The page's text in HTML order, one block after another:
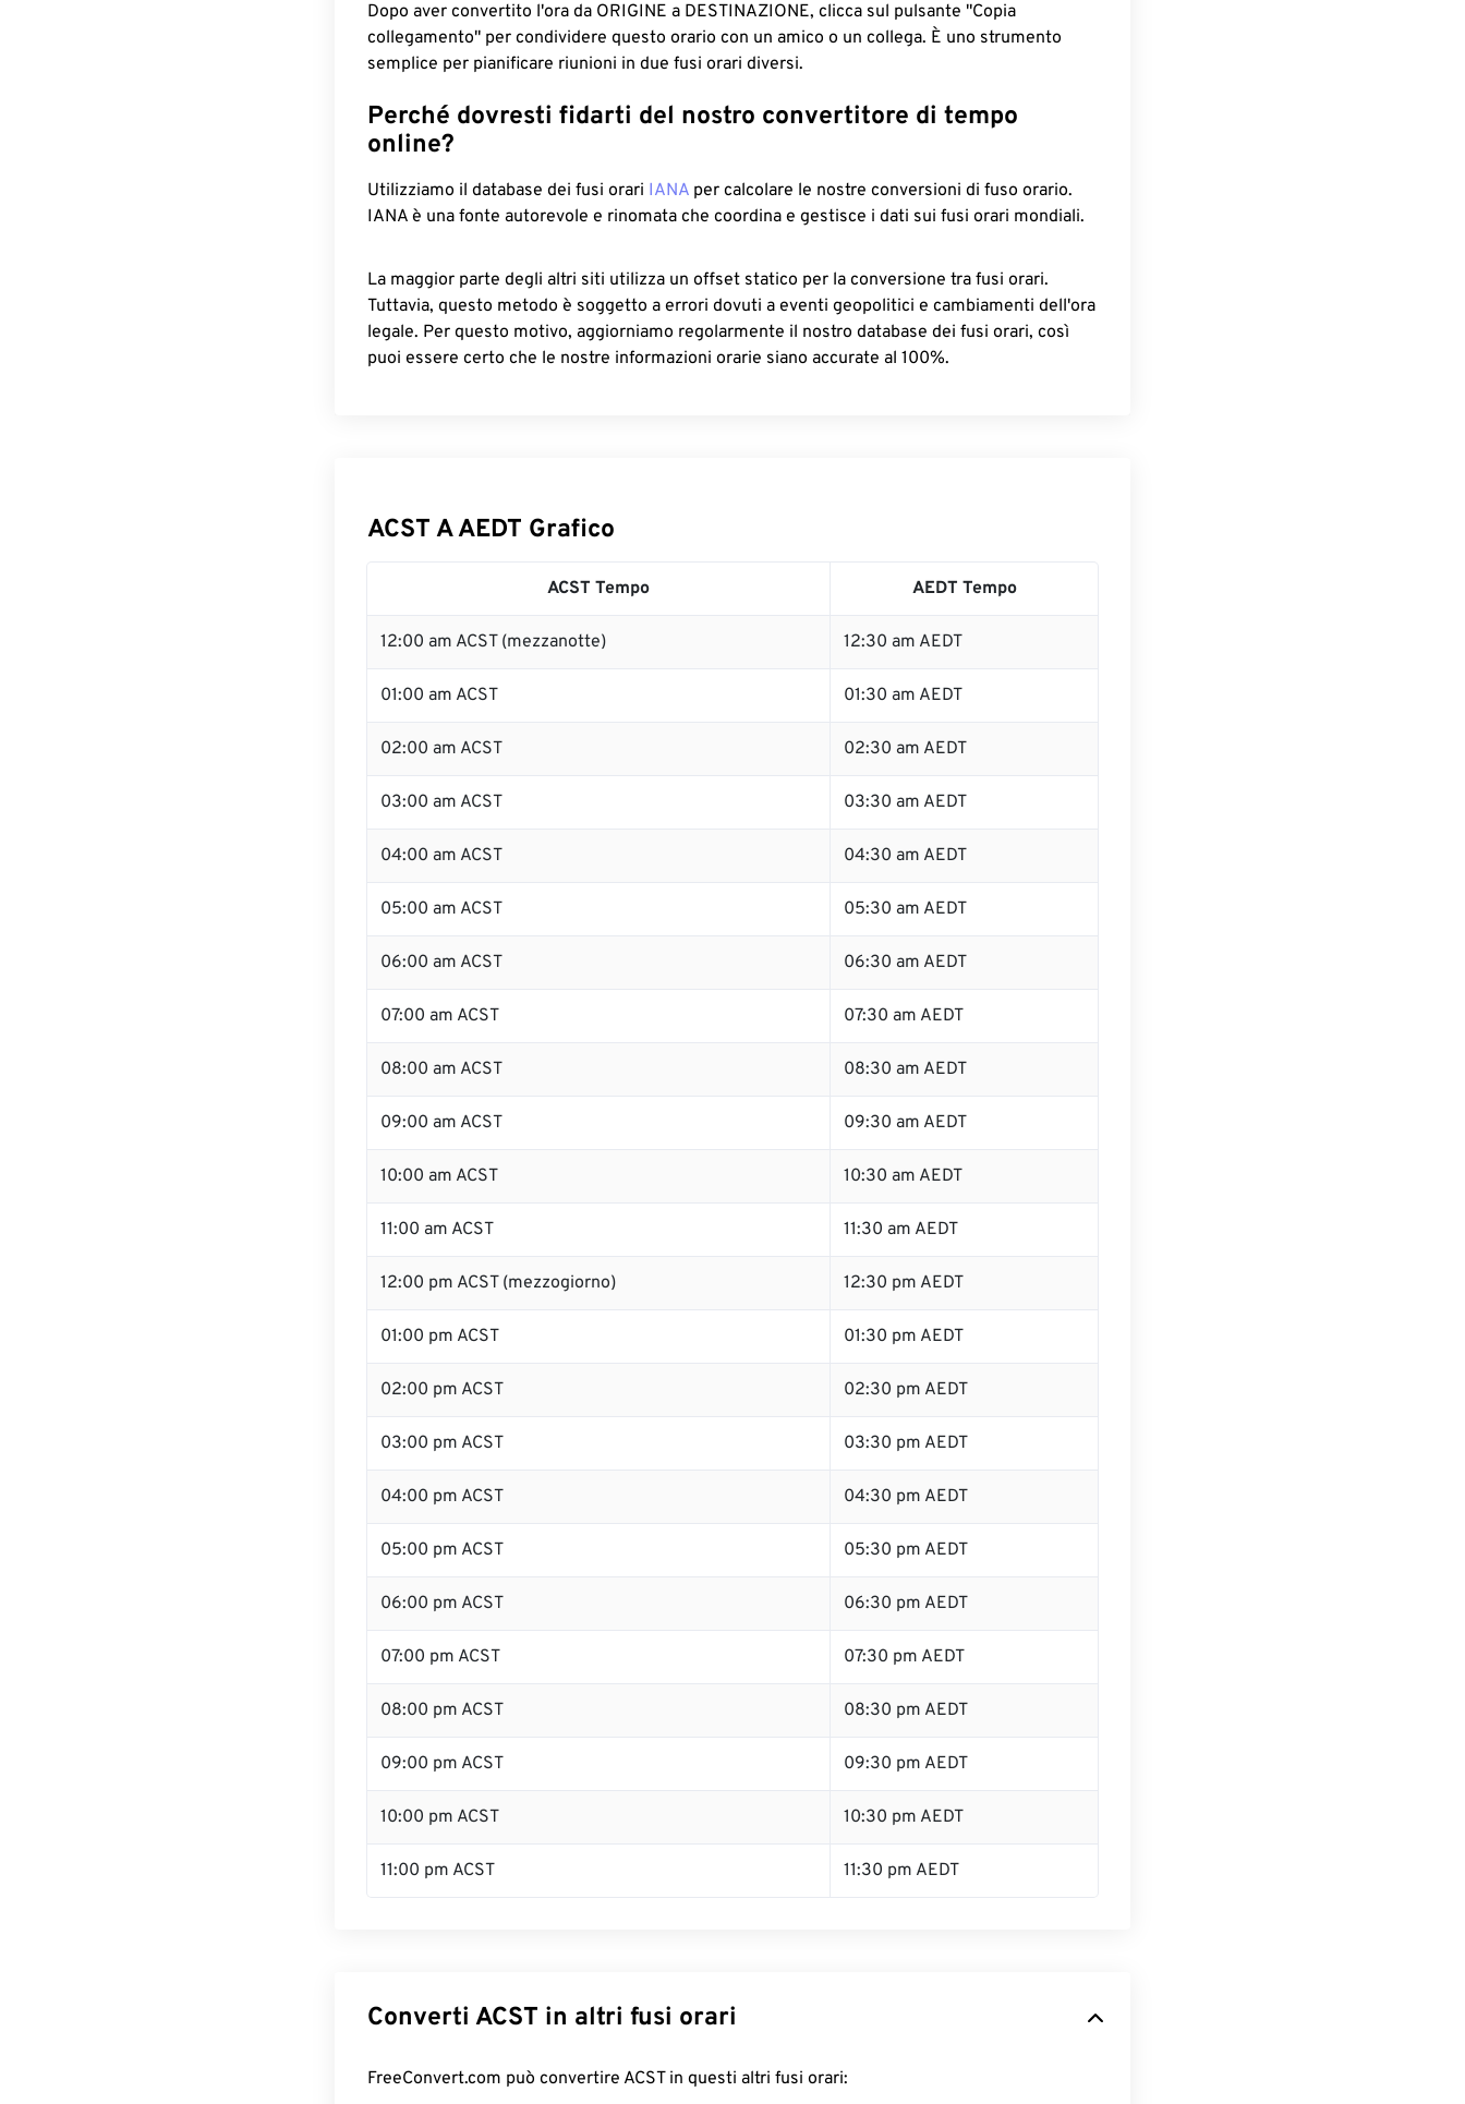
Dopo aver convertito l'ora da ORIGINE a DESTINAZIONE, clicca sul pulsante "Copia
collegamento" per condividere questo orario con un amico o un collega. È uno strumento
semplice per pianificare riunioni in due fusi orari diversi.
Perché dovresti fidarti del nostro convertitore di tempo
online?
Utilizziamo il database dei fusi orari IANA per calcolare le nostre conversioni di fuso orario.
IANA è una fonte autorevole e rinomata che coordina e gestisce i dati sui fusi orari mondiali.
La maggior parte degli altri siti utilizza un offset statico per la conversione tra fusi orari.
Tuttavia, questo metodo è soggetto a errori dovuti a eventi geopolitici e cambiamenti dell'ora
legale. Per questo motivo, aggiorniamo regolarmente il nostro database dei fusi orari, così
puoi essere certo che le nostre informazioni orarie siano accurate al 100%.
ACST A AEDT Grafico
ACST Tempo AEDT Tempo
12:00 am ACST (mezzanotte) 12:30 am AEDT
01:00 am ACST 01:30 am AEDT
02:00 am ACST 02:30 am AEDT
03:00 am ACST 03:30 am AEDT
04:00 am ACST 04:30 am AEDT
05:00 am ACST 05:30 am AEDT
06:00 am ACST 06:30 am AEDT
07:00 am ACST 07:30 am AEDT
08:00 am ACST 08:30 am AEDT
09:00 am ACST 09:30 am AEDT
10:00 am ACST 10:30 am AEDT
11:00 am ACST 11:30 am AEDT
12:00 pm ACST (mezzogiorno) 12:30 pm AEDT
01:00 pm ACST 01:30 pm AEDT
02:00 pm ACST 02:30 pm AEDT
03:00 pm ACST 03:30 pm AEDT
04:00 pm ACST 04:30 pm AEDT
05:00 pm ACST 05:30 pm AEDT
06:00 pm ACST 06:30 pm AEDT
07:00 pm ACST 07:30 pm AEDT
08:00 pm ACST 08:30 pm AEDT
09:00 pm ACST 09:30 pm AEDT
10:00 pm ACST 10:30 pm AEDT
11:00 pm ACST 11:30 pm AEDT
Converti ACST in altri fusi orari
FreeConvert.com può convertire ACST in questi altri fusi orari: